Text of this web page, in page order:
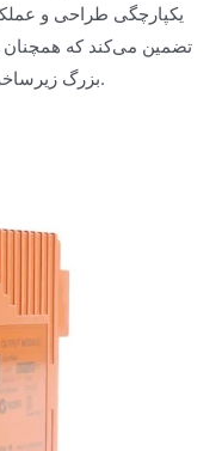
یکپارچگی طراحی و
بزرگ زیرساخت صنعتی در سراسر جهان انتخاب شود.